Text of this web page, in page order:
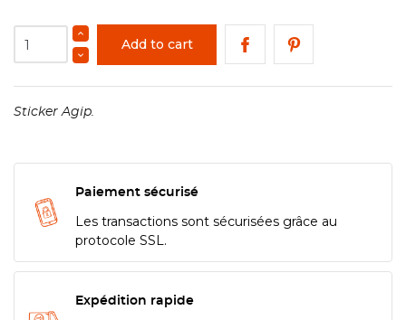
Add to cart
Sticker Agip.
Paiement sécurisé
Les transactions sont sécurisées grâce au
protocole SSL.
Expédition rapide